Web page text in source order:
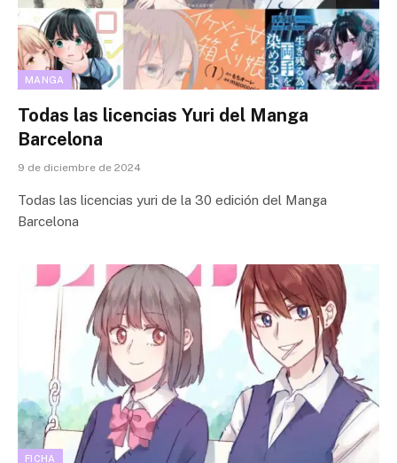
MANGA
Todas las licencias Yuri del Manga
Barcelona
9 de diciembre de 2024
Todas las licencias yuri de la 30 edición del Manga
Barcelona
FICHA